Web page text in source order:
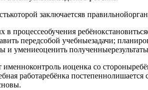
заключаетсяв
процессеобучения
передсобой учебныезадачи;
и умениеоценить
иоценка со
работаребёнка